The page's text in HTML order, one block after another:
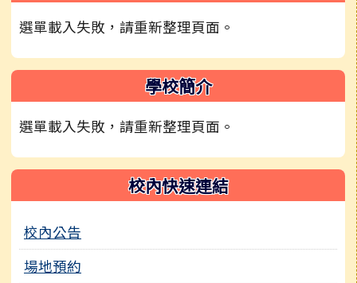
選單載入失敗，請重新整理頁面。
學校簡介
選單載入失敗，請重新整理頁面。
校內快速連結
校內公告
場地預約